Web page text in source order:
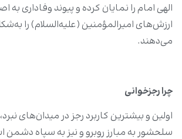
الهی امام را نمایان کرده و پیوند وفاداری به
ارزش‌های امیرالمؤمنین (علیه‌السلام) را
می‌دهند.
چرا رجزخوانی
اولین و بیشترین کاربرد رجز در میدان‌های
سلحشور به مبارز روبرو و نیز به سپاه